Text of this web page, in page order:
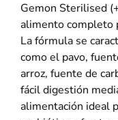
Gemon Sterilised
alimento completo
La fórmula se
como el pavo,
arroz, fuente de
fácil digestión
alimentación ideal